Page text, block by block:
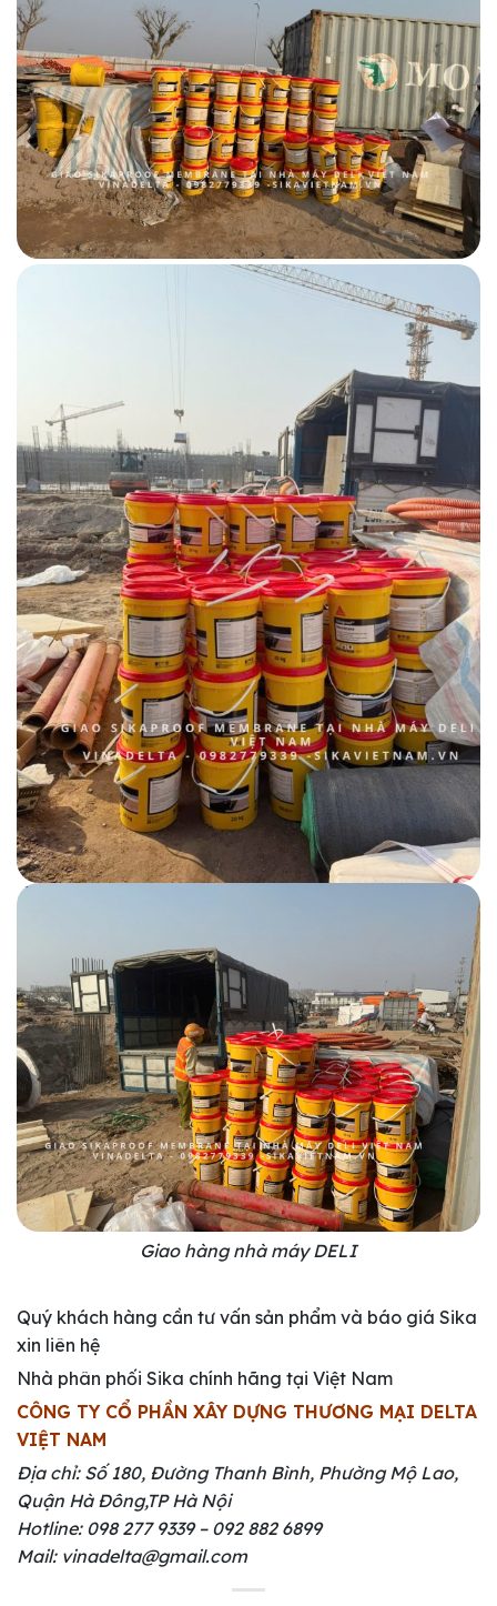
Giao hàng nhà máy DELI
Quý khách hàng cần tư vấn sản phẩm và báo giá Sika
xin liên hệ
Nhà phân phối Sika chính hãng tại Việt Nam
CÔNG TY CỔ PHẦN XÂY DỰNG THƯƠNG MẠI DELTA
VIỆT NAM
Địa chỉ: Số 180, Đường Thanh Bình, Phường Mộ Lao,
Quận Hà Đông,TP Hà Nội
Hotline: 098 277 9339 – 092 882 6899
Mail: vinadelta@gmail.com